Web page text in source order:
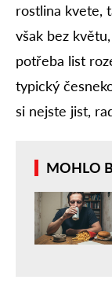
rostlina kvete,
však bez
potřeba list
typický
si nejste jist,
MOHLO